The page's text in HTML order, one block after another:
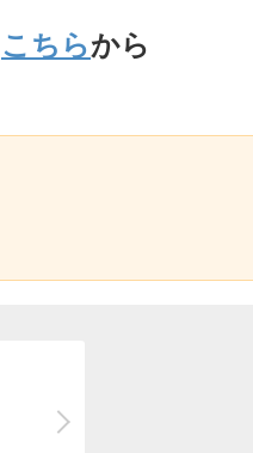
こちらから